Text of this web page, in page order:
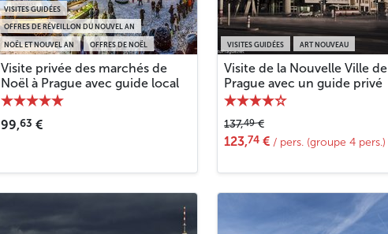
NOËL ET NOUVEL AN OFFRES DE NOËL
OFFRES DE RÉVEILLON DU NOUVEL AN
VISITES GUIDÉES
Visite privée des marchés de
Noël à Prague avec guide local
99,63 €
VISITES GUIDÉES ART NOUVEAU
Visite de la Nouvelle Ville de
Prague avec un guide privé
137,49€
123,74 € / pers. (groupe 4 pers.)